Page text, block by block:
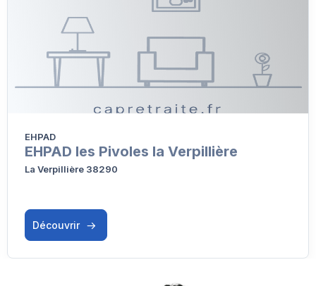
EHPAD
EHPAD les Pivoles la Verpillière
La Verpillière 38290
Découvrir